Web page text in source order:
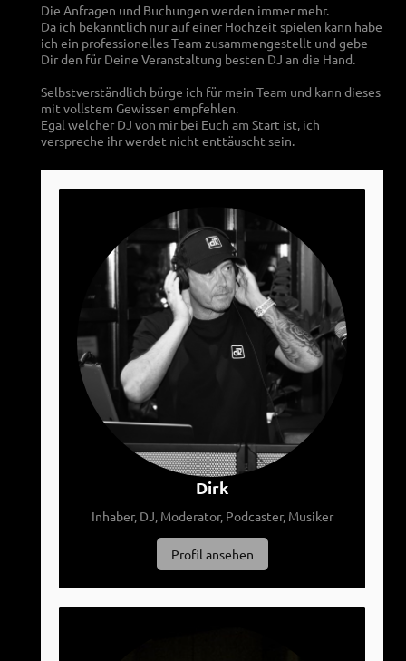
Die Anfragen und Buchungen werden immer mehr.
Da ich bekanntlich nur auf einer Hochzeit spielen kann habe
ich ein professionelles Team zusammengestellt und gebe
Dir den für Deine Veranstaltung besten DJ an die Hand.
Selbstverständlich bürge ich für mein Team und kann dieses
mit vollstem Gewissen empfehlen.
Egal welcher DJ von mir bei Euch am Start ist, ich
verspreche ihr werdet nicht enttäuscht sein.
Dirk
Inhaber, DJ, Moderator, Podcaster, Musiker
Profil ansehen